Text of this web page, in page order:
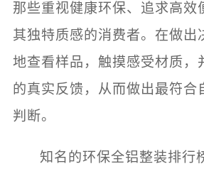
那些重视健康环保、追求高效
其独特质感的消费者。在做出
地查看样品，触摸感受材质，
的真实反馈，从而做出最符合
判断。
知名的环保全铝整装排行